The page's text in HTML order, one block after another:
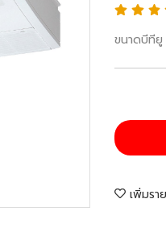
ขนาดบีทียู
เพิ่มรา